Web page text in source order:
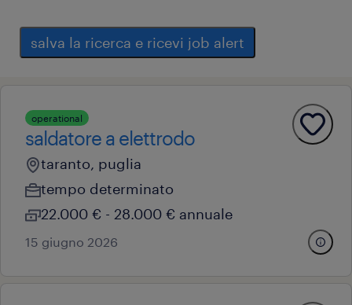
salva la ricerca e ricevi job alert
operational
saldatore a elettrodo
taranto, puglia
tempo determinato
22.000 € - 28.000 € annuale
15 giugno 2026